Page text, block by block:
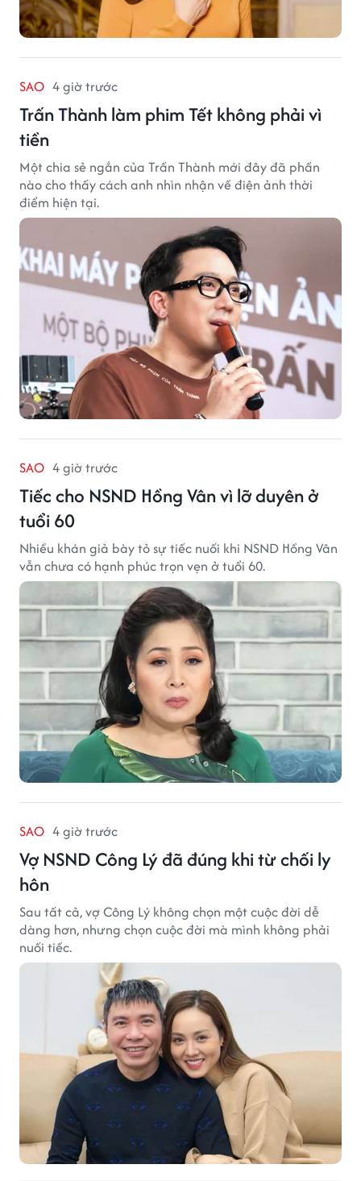
SAO 4 giờ trước
Trấn Thành làm phim Tết không phải vì
tiền
Một chia sẻ ngắn của Trấn Thành mới đây đã phần
nào cho thấy cách anh nhìn nhận về điện ảnh thời
điểm hiện tại.
SAO 4 giờ trước
Tiếc cho NSND Hồng Vân vì lỡ duyên ở
tuổi 60
Nhiều khán giả bày tỏ sự tiếc nuối khi NSND Hồng Vân
vẫn chưa có hạnh phúc trọn vẹn ở tuổi 60.
SAO 4 giờ trước
Vợ NSND Công Lý đã đúng khi từ chối ly
hôn
Sau tất cả, vợ Công Lý không chọn một cuộc đời dễ
dàng hơn, nhưng chọn cuộc đời mà mình không phải
nuối tiếc.